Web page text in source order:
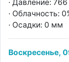
· Давление:
· Облачность:
· Осадки: 0 мм
Воскресенье,